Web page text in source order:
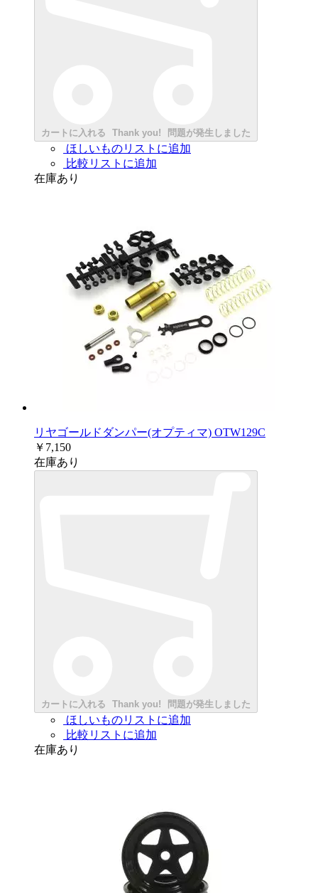
カートに入れる Thank you! 問題が発生しました
ほしいものリストに追加
比較リストに追加
在庫あり
リヤゴールドダンパー(オプティマ) OTW129C
￥7,150
在庫あり
カートに入れる Thank you! 問題が発生しました
ほしいものリストに追加
比較リストに追加
在庫あり